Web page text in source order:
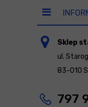
Sklep
ul.
83-010
797